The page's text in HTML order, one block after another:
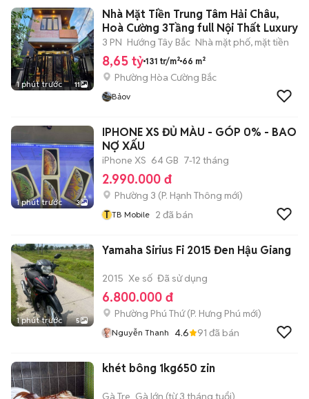
1 phút trước 11
Nhà Mặt Tiền Trung Tâm Hải Châu,
Hoà Cường 3Tầng full Nội Thất Luxury
3 PN Hướng Tây Bắc Nhà mặt phố, mặt tiền
8,65 tỷ 131 tr/m² 66 m²
Phường Hòa Cường Bắc
Bảov
1 phút trước 3
IPHONE XS ĐỦ MÀU - GÓP 0% - BAO
NỢ XẤU
iPhone XS 64 GB 7-12 tháng
2.990.000 đ
Phường 3 (P. Hạnh Thông mới)
T TB Mobile 2 đã bán
1 phút trước 5
Yamaha Sirius Fi 2015 Đen Hậu Giang
2015 Xe số Đã sử dụng
6.800.000 đ
Phường Phú Thứ(P. Hưng Phú mới)
Nguyễn Thanh 4.6 91 đã bán
khét bông 1kg650 zin
Gà Tre Gà lớn (từ 3 tháng tuổi)